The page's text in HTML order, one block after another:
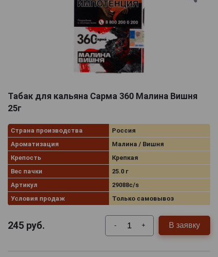
Табак для кальяна Сарма 360 Малина Вишня
25г
Страна производства
Россия
Ароматизация
Малина / Вишня
Крепость
Крепкая
Вес пачки
25.0 г
Артикул
29088c/s
Условия продаж
Только самовывоз
245 руб. - + В заявку